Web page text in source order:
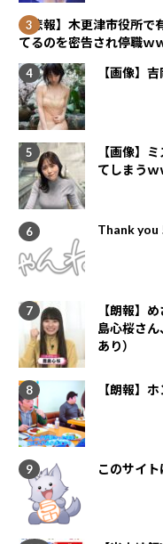
【悲報】木更津市役所で
てるのを密告され停職ｗ
【画像】
【画像】
てしまう
Thank you
【朗報】
島心桜さ
あり）
【朗報】
このサイ